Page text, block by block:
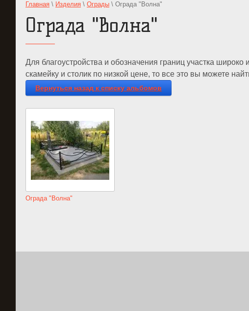
Главная \ Изделия \ Ограды \ Ограда "Волна"
Ограда "Волна"
Для благоустройства и обозначения границ участка
скамейку и столик по низкой цене, то все это вы можете
Вернуться назад к списку альбомов
Ограда "Волна"